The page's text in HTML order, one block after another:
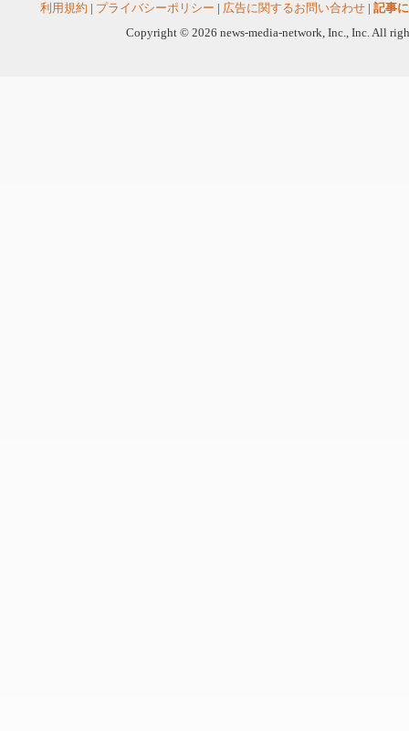
利用規約 | プライバシーポリシー | 広告に関するお問い合わせ | 記事
Copyright © 2026 news-media-network, Inc., Inc. All